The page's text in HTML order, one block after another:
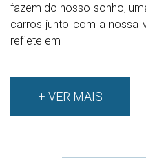
fazem do nosso sonho,
carros junto com a nossa
reflete em
+ VER MAIS